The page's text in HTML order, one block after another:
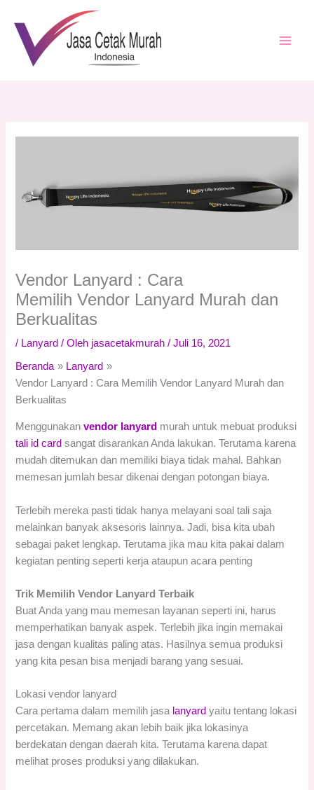
konten
Vendor Lanyard : Cara
Memilih Vendor Lanyard Murah dan
Berkualitas
/ Lanyard / Oleh jasacetakmurah/Juli 16, 2021
Beranda
Lanyard
Vendor Lanyard : Cara Memilih Vendor Lanyard Murah dan
Berkualitas
Menggunakanvendor lanyard murah untuk mebuat produksi
tali id card sangat disarankan Anda lakukan. Terutama karena
mudah ditemukan dan memiliki biaya tidak mahal. Bahkan
memesan jumlah besar dikenai dengan potongan biaya.
Terlebih mereka pasti tidak hanya melayani soal tali saja
melainkan banyak aksesoris lainnya. Jadi, bisa kita ubah
sebagai paket lengkap. Terutama jika mau kita pakai dalam
kegiatan penting seperti kerja ataupun acara penting
Trik Memilih Vendor Lanyard Terbaik
Buat Anda yang mau memesan layanan seperti ini, harus
memperhatikan banyak aspek. Terlebih jika ingin memakai
jasa dengan kualitas paling atas. Hasilnya semua produksi
yang kita pesan bisa menjadi barang yang sesuai.
Lokasi vendor lanyard
Cara pertama dalam memilih jasa lanyard yaitu tentang lokasi
percetakan. Memang akan lebih baik jika lokasinya
berdekatan dengan daerah kita. Terutama karena dapat
melihat proses produksi yang dilakukan.